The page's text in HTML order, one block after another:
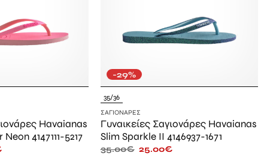
Havaianas
4147111-5217
-29%
35/36
ΣΑΓΙΟΝΆΡΕΣ
Γυναικείες Σαγιονάρες Havaianas
Slim Sparkle II 4146937-1671
35.00€ 25.00€